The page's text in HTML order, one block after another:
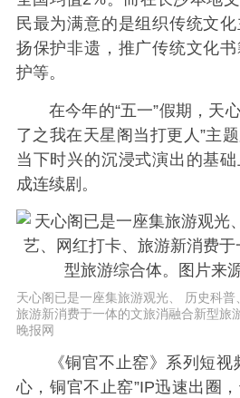
民最为满意的是组织传统文
扬保护非遗，推广传统文化
护等。
在今年的“五一”假期，天
了之我在天星阁当打更人”主
当下时兴的沉浸式演出的基
成连续剧。
天心阁已是一座集旅游观光、 历史科普
旅游新消费于一体的文旅消融合新型旅
晚报网
《铜官不止窑》系列短
心，铜官不止窑”IP迅速出圈